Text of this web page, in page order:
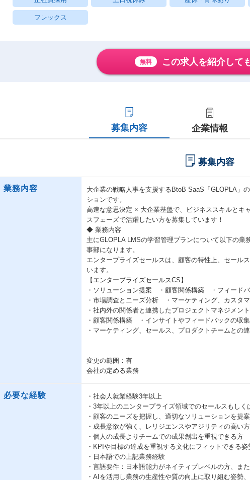
フレックス
無料 この求人を紹介して
募集内容 企業情報
募集内容
業務内容
大企業の戦略人事を支援するBtoB SaaS「GLOPLA」
ションです。
高速な意思決定 × 大企業基盤で、ビジネススキルとキ
スフェーズで活躍したい方を募集しています！
◆ 業務内容
主にGLOPLA LMSの学習管理プランについて以下の
事部になります。
エンタープライズセールスは、顧客の特性上、セール
います。
【エンタープライズセールスCS】
・ソリューション提案 ・顧客関係構築 ・フィード
・市場調査とニーズ分析 ・マーケティング、カスタ
・社内外の関係者と連携したプロジェクトマネジメ
・顧客関係構築 ・インサイトやフィードバックの収
・マーケティング、セールス、プロダクトチームとの
変更の範囲：有
会社の定める業務
必要な経験
・社会人就業経験3年以上
・3年以上のエンタープライズ領域でのセールスもし
・顧客のニーズを把握し、適切なソリューションを提
・成長意欲が強く、レリジエンスやアジリティの高い方
・個人の成長よりチームでの成果創出を重視できる方
・KPIや目標の達成を重視する文化にフィットできる姿
・日本語での上記業務経験
・言語要件：日本語能力がネイティブレベルの方、ま
・AIを活用し業務の生産性や質の向上に取り組む姿勢